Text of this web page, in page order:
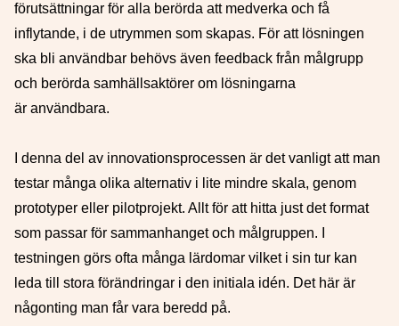
förutsättningar för alla berörda att medverka och få
inflytande, i de utrymmen som skapas. För att lösningen
ska bli användbar behövs även feedback från målgrupp
och berörda samhällsaktörer om lösningarna
är användbara.
I denna del av innovationsprocessen är det vanligt att man
testar många olika alternativ i lite mindre skala, genom
prototyper eller pilotprojekt. Allt för att hitta just det format
som passar för sammanhanget och målgruppen. I
testningen görs ofta många lärdomar vilket i sin tur kan
leda till stora förändringar i den initiala idén. Det här är
någonting man får vara beredd på.